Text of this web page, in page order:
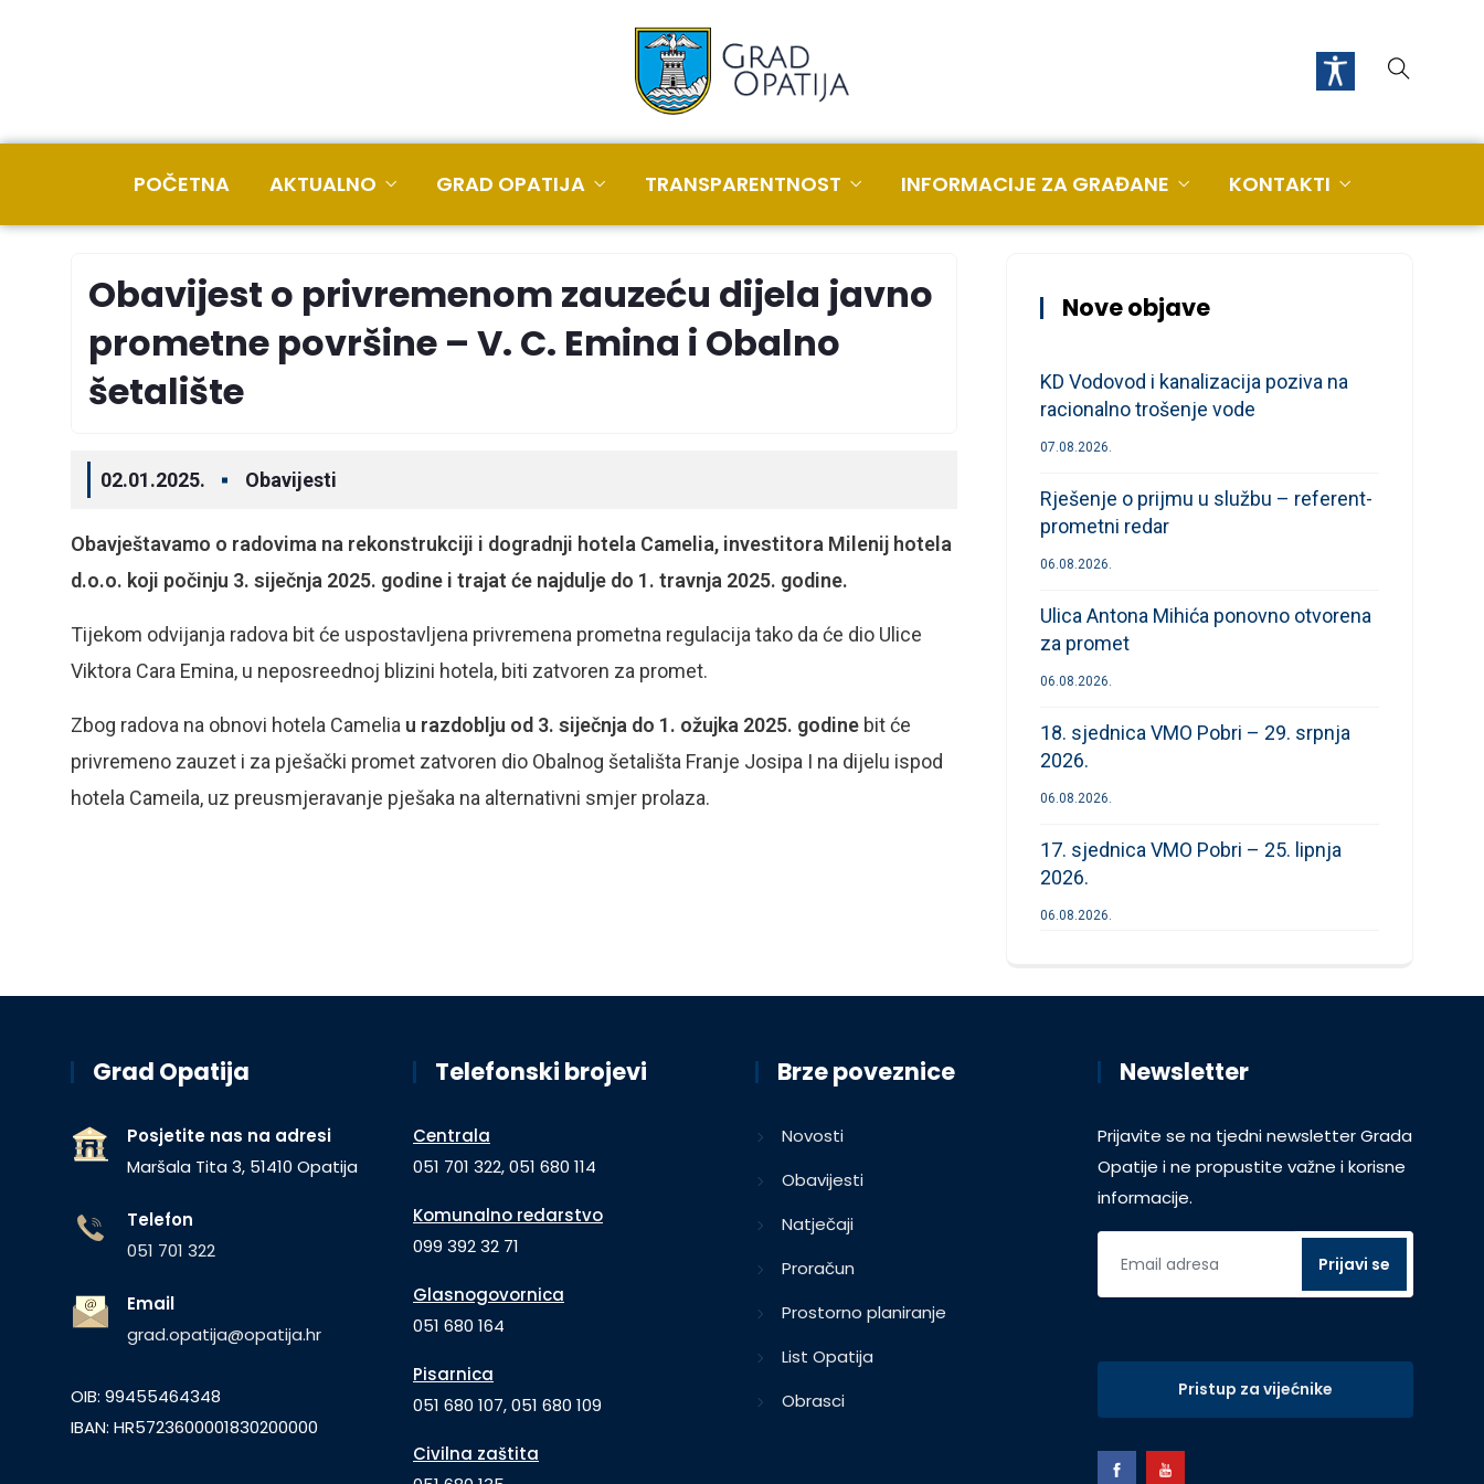
POČETNA AKTUALNO GRAD OPATIJA TRANSPARENTNOST INFORMACIJE ZA GRAĐANE KONTAKTI
Obavijest o privremenom zauzeću dijela javno
prometne površine – V. C. Emina i Obalno
šetalište
02.01.2025. Obavijesti
Obavještavamo o radovima na rekonstrukciji i dogradnji hotela Camelia, investitora Milenij hotela
d.o.o. koji počinju 3. siječnja 2025. godine i trajat će najdulje do 1. travnja 2025. godine.
Tijekom odvijanja radova bit će uspostavljena privremena prometna regulacija tako da će dio Ulice
Viktora Cara Emina, u neposreednoj blizini hotela, biti zatvoren za promet.
Zbog radova na obnovi hotela Camelia u razdoblju od 3. siječnja do 1. ožujka 2025. godine bit će
privremeno zauzet i za pješački promet zatvoren dio Obalnog šetališta Franje Josipa I na dijelu ispod
hotela Cameila, uz preusmjeravanje pješaka na alternativni smjer prolaza.
Nove objave
KD Vodovod i kanalizacija poziva na
racionalno trošenje vode
07.08.2026.
Rješenje o prijmu u službu – referent-
prometni redar
06.08.2026.
Ulica Antona Mihića ponovno otvorena
za promet
06.08.2026.
18. sjednica VMO Pobri – 29. srpnja
2026.
06.08.2026.
17. sjednica VMO Pobri – 25. lipnja
2026.
06.08.2026.
Grad Opatija
Posjetite nas na adresi
Maršala Tita 3, 51410 Opatija
Telefon
051 701 322
Email
grad.opatija@opatija.hr
OIB: 99455464348
IBAN: HR5723600001830200000
Telefonski brojevi
Centrala
051 701 322, 051 680 114
Komunalno redarstvo
099 392 32 71
Glasnogovornica
051 680 164
Pisarnica
051 680 107, 051 680 109
Civilna zaštita
Brze poveznice
Novosti
Obavijesti
Natječaji
Proračun
Prostorno planiranje
List Opatija
Obrasci
Newsletter
Prijavite se na tjedni newsletter Grada
Opatije i ne propustite važne i korisne
informacije.
Pristup za vijećnike